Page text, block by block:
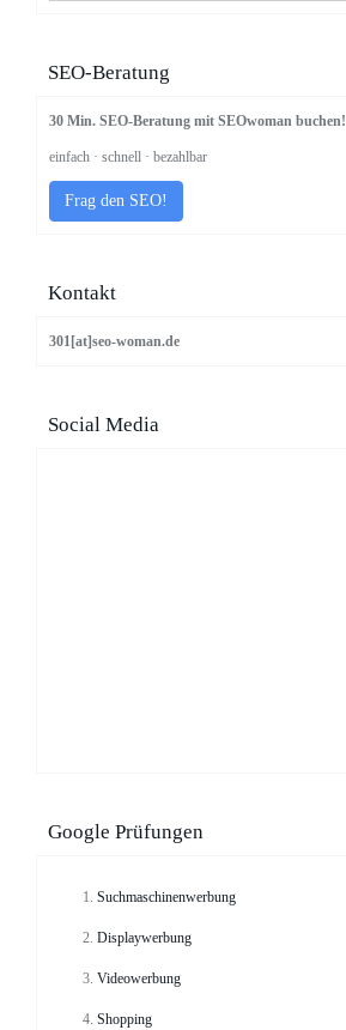
SEO-Beratung
30 Min. SEO-Beratung mit SEOwoman buchen!
einfach · schnell · bezahlbar
Frag den SEO!
Kontakt
301[at]seo-woman.de
Social Media
Google Prüfungen
Suchmaschinenwerbung
Displaywerbung
Videowerbung
Shopping